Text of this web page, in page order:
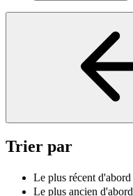
Trier par
Le plus récent d'abord
Le plus ancien d'abord